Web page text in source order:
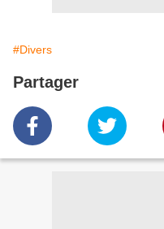
#Divers
Partager